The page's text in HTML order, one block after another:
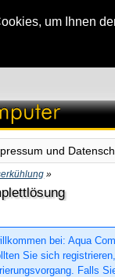
um Ihnen
und
»
bei: Aqua
Sie sich
Falls